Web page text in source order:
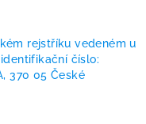
rejstříku vedeném u
číslo:
370 05 České